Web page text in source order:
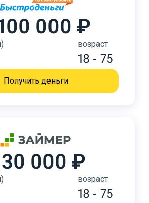
000 ₽
возраст
18 - 75
Получить деньги
30 000 ₽
возраст
18 - 75